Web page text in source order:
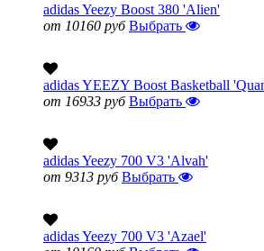
adidas Yeezy Boost 380 'Alien'
от 10160 руб Выбрать
adidas YEEZY Boost Basketball
от 16933 руб Выбрать
adidas Yeezy 700 V3 'Alvah'
от 9313 руб Выбрать
adidas Yeezy 700 V3 'Azael'